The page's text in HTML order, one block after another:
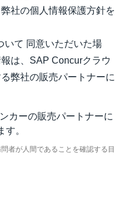
社の個人情報保護方針を
いて 同意いただいた場
は、SAP Concurクラウ
弊社の販売パートナーに
カーの販売パートナーに
。
者が人間であることを確認する目